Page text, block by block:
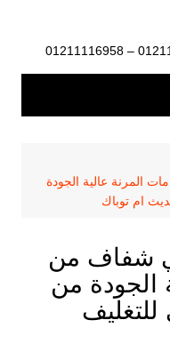
المرنة عالية الجودة
ام توباك
شفاف من
الجودة من